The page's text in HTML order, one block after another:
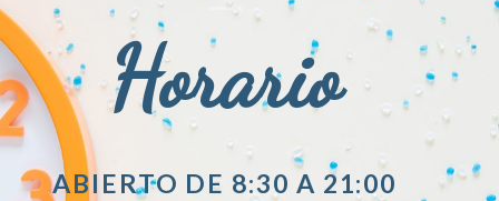
Horario
ABIERTO DE 8:30 A 21:00